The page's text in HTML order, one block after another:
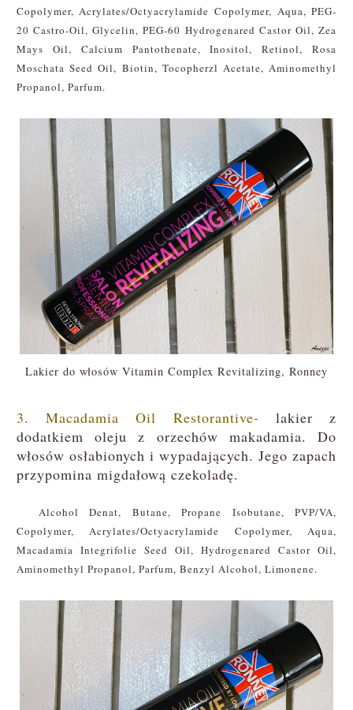
Copolymer, Acrylates/Octyacrylamide Copolymer, Aqua, PEG-
20 Castro-Oil, Glycelin, PEG-60 Hydrogenared Castor Oil, Zea
Mays Oil, Calcium Pantothenate, Inositol, Retinol, Rosa
Moschata Seed Oil, Biotin, Tocopherzl Acetate, Aminomethyl
Propanol, Parfum.
Lakier do włosów Vitamin Complex Revitalizing, Ronney
3. Macadamia Oil Restorantive- lakier z
dodatkiem oleju z orzechów makadamia. Do
włosów osłabionych i wypadających. Jego zapach
przypomina migdałową czekoladę.
Alcohol Denat, Butane, Propane Isobutane, PVP/VA,
Copolymer, Acrylates/Octyacrylamide Copolymer, Aqua,
Macadamia Integrifolie Seed Oil, Hydrogenared Castor Oil,
Aminomethyl Propanol, Parfum, Benzyl Alcohol, Limonene.